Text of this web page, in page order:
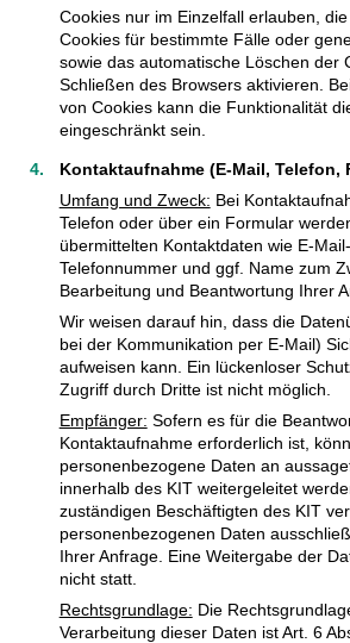
Cookies nur im Einzelfall erlauben,
Cookies für bestimmte Fälle oder
sowie das automatische Löschen der
Schließen des Browsers aktivieren.
von Cookies kann die Funktionalität
eingeschränkt sein.
Kontaktaufnahme (E-Mail, Telefon,
Umfang und Zweck: Bei
Telefon oder über ein Formular
übermittelten Kontaktdaten wie E-
Telefonnummer und ggf. Name zum
Bearbeitung und Beantwortung Ihrer
Wir weisen darauf hin, dass die
bei der Kommunikation per E-Mail)
aufweisen kann. Ein lückenloser
Zugriff durch Dritte ist nicht möglich.
Empfänger: Sofern es für die
Kontaktaufnahme erforderlich ist,
personenbezogene Daten an
innerhalb des KIT weitergeleitet
zuständigen Beschäftigten des KIT
personenbezogenen Daten
Ihrer Anfrage. Eine Weitergabe der
nicht statt.
Rechtsgrundlage: Die
Verarbeitung dieser Daten ist Art. 6